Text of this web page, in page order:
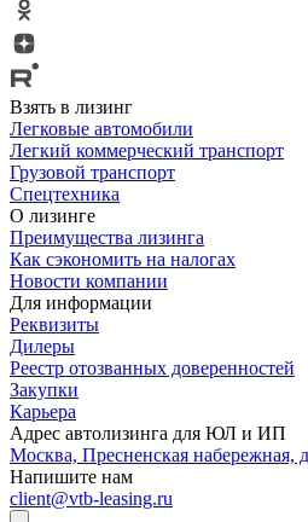
Взять в лизинг
Легковые автомобили
Легкий коммерческий транспорт
Грузовой транспорт
Спецтехника
О лизинге
Преимущества лизинга
Как сэкономить на налогах
Новости компании
Для информации
Реквизиты
Дилеры
Реестр отозванных доверенностей
Закупки
Карьера
Адрес автолизинга для ЮЛ и ИП
Москва, Пресненская набережная,
Напишите нам
client@vtb-leasing.ru